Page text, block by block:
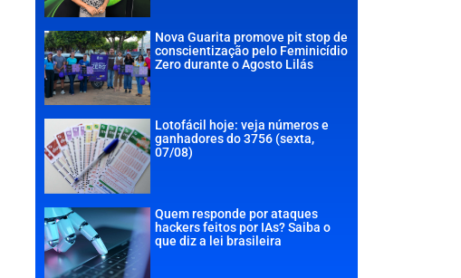
Nova Guarita promove pit stop de
conscientização pelo Feminicídio
Zero durante o Agosto Lilás
Lotofácil hoje: veja números e
ganhadores do 3756 (sexta,
07/08)
Quem responde por ataques
hackers feitos por IAs? Saiba o
que diz a lei brasileira